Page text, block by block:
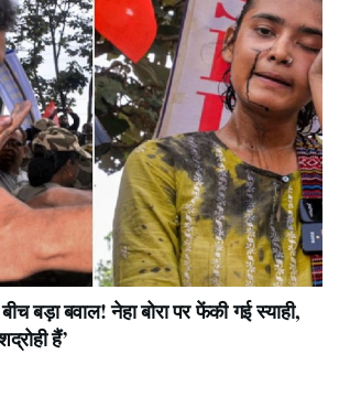
बड़ा बवाल! नेहा बोरा पर फेंकी गई स्याही,
हैं’